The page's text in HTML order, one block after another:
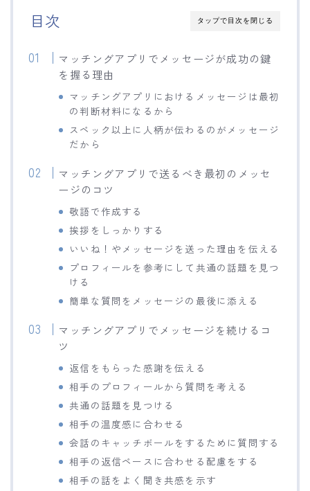
タップで目次を閉じる
目次
マッチングアプリでメッセージが成功の鍵
を握る理由
マッチングアプリにおけるメッセージは最初
の判断材料になるから
スペック以上に人柄が伝わるのがメッセージ
だから
マッチングアプリで送るべき最初のメッセ
ージのコツ
敬語で作成する
挨拶をしっかりする
いいね！やメッセージを送った理由を伝える
プロフィールを参考にして共通の話題を見つ
ける
簡単な質問をメッセージの最後に添える
マッチングアプリでメッセージを続けるコ
ツ
返信をもらった感謝を伝える
相手のプロフィールから質問を考える
共通の話題を見つける
相手の温度感に合わせる
会話のキャッチボールをするために質問する
相手の返信ペースに合わせる配慮をする
相手の話をよく聞き共感を示す